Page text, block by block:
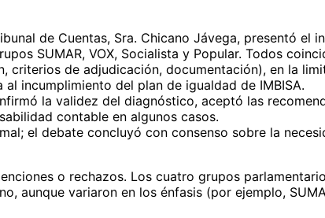
de Cuentas, Sra. Chicano Jávega, presentó el
SUMAR, VOX, Socialista y Popular. Todos
criterios de adjudicación, documentación), en la
incumplimiento del plan de igualdad de IMBISA.
la validez del diagnóstico, aceptó las
contable en algunos casos.
el debate concluyó con consenso sobre la
o rechazos. Los cuatro grupos
aunque variaron en los énfasis (por ejemplo,